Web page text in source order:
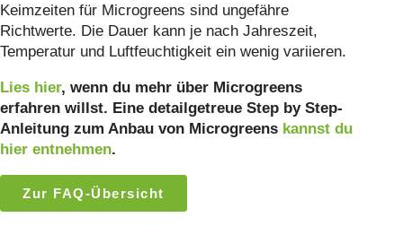
Keimzeiten für Microgreens sind ungefähre
Richtwerte. Die Dauer kann je nach Jahreszeit,
Temperatur und Luftfeuchtigkeit ein wenig variieren.
Lies hier, wenn du mehr über Microgreens
erfahren willst. Eine detailgetreue Step by Step-
Anleitung zum Anbau von Microgreens kannst du
hier entnehmen.
Zur FAQ-Übersicht